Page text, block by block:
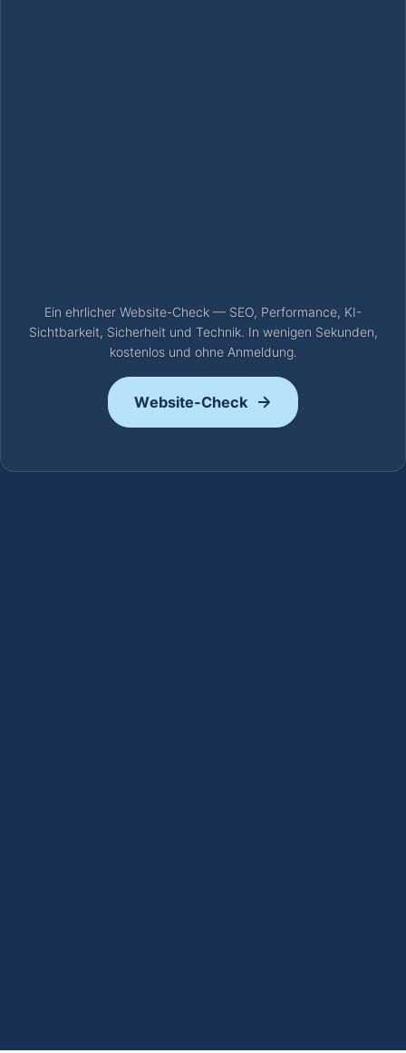
Ein ehrlicher Website-Check — SEO, Performance, KI-
Sichtbarkeit, Sicherheit und Technik. In wenigen Sekunden,
kostenlos und ohne Anmeldung.
Website-Check